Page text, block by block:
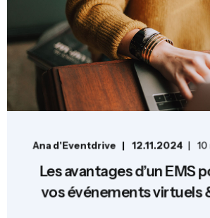
Ana d'Eventdrive 12.11.2024 10
Les avantages d’un EMS
vos événements virtuels